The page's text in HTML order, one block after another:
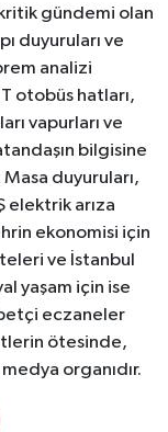
gündemi olan
duyuruları ve
analizi
otobüs hatları,
vapurları ve
bilgisine
duyuruları,
elektrik arıza
ekonomisi için
ve İstanbul
yaşam için ise
eczaneler
ötesinde,
organıdır.